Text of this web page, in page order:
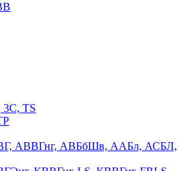
3С, TS
АВВГнг, АВБбШв, ААБл, АСБЛ,